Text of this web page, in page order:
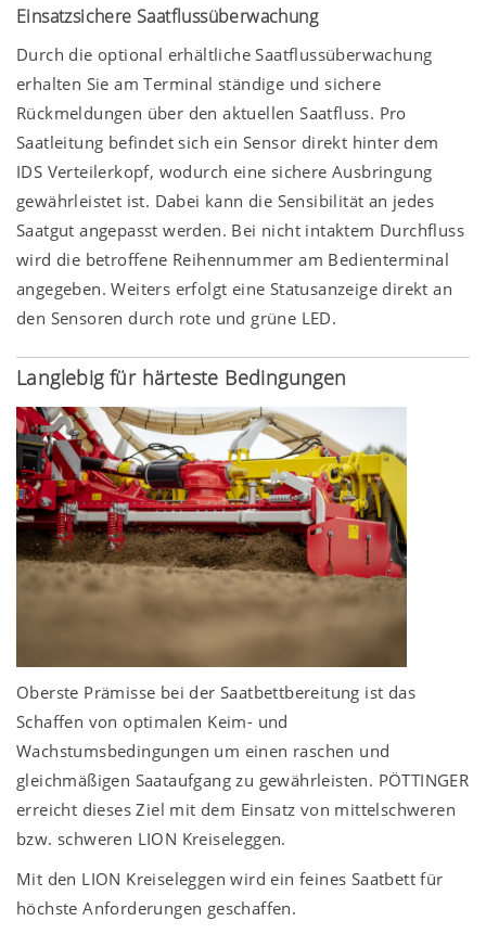
Einsatzsichere Saatflussüberwachung
Durch die optional erhältliche Saatflussüberwachung
erhalten Sie am Terminal ständige und sichere
Rückmeldungen über den aktuellen Saatfluss. Pro
Saatleitung befindet sich ein Sensor direkt hinter dem
IDS Verteilerkopf, wodurch eine sichere Ausbringung
gewährleistet ist. Dabei kann die Sensibilität an jedes
Saatgut angepasst werden. Bei nicht intaktem Durchfluss
wird die betroffene Reihennummer am Bedienterminal
angegeben. Weiters erfolgt eine Statusanzeige direkt an
den Sensoren durch rote und grüne LED.
Langlebig für härteste Bedingungen
Oberste Prämisse bei der Saatbettbereitung ist das
Schaffen von optimalen Keim- und
Wachstumsbedingungen um einen raschen und
gleichmäßigen Saataufgang zu gewährleisten. PÖTTINGER
erreicht dieses Ziel mit dem Einsatz von mittelschweren
bzw. schweren LION Kreiseleggen.
Mit den LION Kreiseleggen wird ein feines Saatbett für
höchste Anforderungen geschaffen.